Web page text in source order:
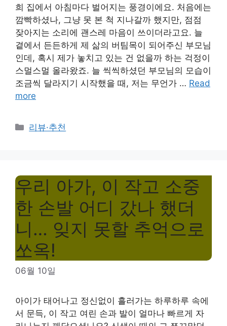
희 집에서 아침마다 벌어지는 풍경이에요. 처음에는
깜빡하셨나, 그냥 못 본 척 지나갈까 했지만, 점점
잦아지는 소리에 괜스레 마음이 쓰이더라고요. 늘
곁에서 든든하게 제 삶의 버팀목이 되어주신 부모님
인데, 혹시 제가 놓치고 있는 건 없을까 하는 걱정이
스멀스멀 올라왔죠. 늘 씩씩하셨던 부모님의 모습이
조금씩 달라지기 시작했을 때, 저는 무언가 … Read
more
Categories
리뷰·추천
우리 아가, 이 작고 소중
한 손발 어디 갔나 했더
니… 잊지 못할 추억으로
쏘옥!
06월 10일
아이가 태어나고 정신없이 흘러가는 하루하루 속에
서 문득, 이 작고 여린 손과 발이 얼마나 빠르게 자